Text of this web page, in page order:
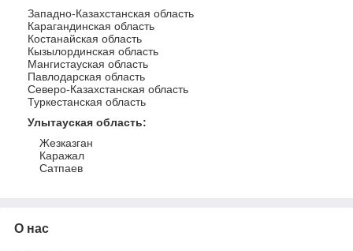
Западно-Казахстанская область
Карагандинская область
Костанайская область
Кызылординская область
Мангистауская область
Павлодарская область
Северо-Казахстанская область
Туркестанская область
Улытауская область:
Жезказган
Каражал
Сатпаев
О нас